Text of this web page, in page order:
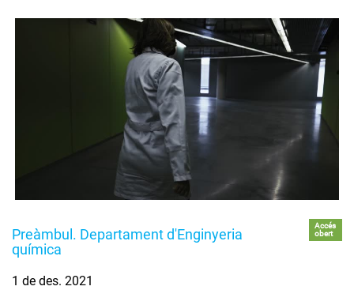
Preàmbul. Departament d'Enginyeria
química
Accés
obert
1 de des. 2021